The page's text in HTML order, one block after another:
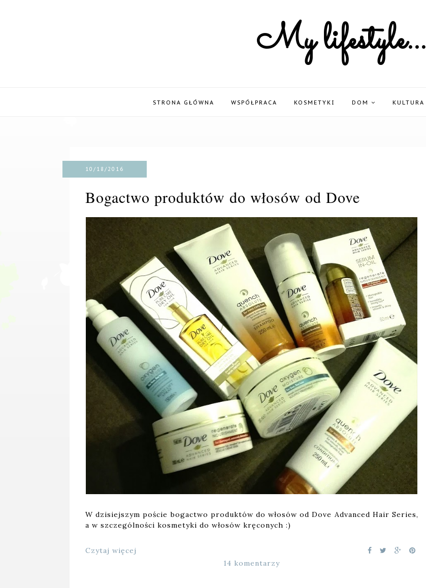
My lifestyle...
STRONA GŁÓWNA WSPÓŁPRACA KOSMETYKI DOM KULTURA
10/18/2016
Bogactwo produktów do włosów od Dove
W dzisiejszym poście bogactwo produktów do włosów od Dove Advanced Hair Series,
a w szczególności kosmetyki do włosów kręconych :)
Czytaj więcej
14 komentarzy